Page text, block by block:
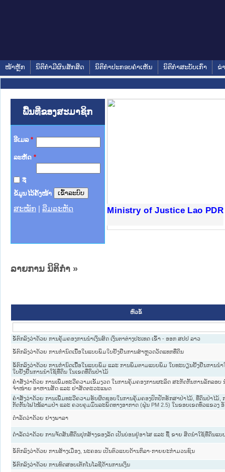
ໜ້າຫຼັກ ນິຕິກໍາມີຜົນສັກສິດ ນິຕິກໍາປະກອບຄໍາເຫັນ ນິຕິກໍາສະບັບເກົ່າ ຂ່
ພື້ນທີ່ຂອງສະມາຊິກ
ອີເມລ *
ລະຫັດ *
ຈື່
ຂໍ້ມູນໄວ້ຄັ້ງໜ້າ
ສະໝັກ ລືມລະຫັດ Ministry of Justice Lao PDR
ດທາງລັດຖະການ ໃຫ້ຜູ້
ຕິບັດວຽກງານຈົດໝາຍເຫດ
ດໝາຍເຫດທາງລັດຖະການ
ດໝາຍເຫດທາງລັດຖະການ
ວັບໄຊຈົດໝາຍເຫດທາງ
ວັບໄຊຈົດໝາຍເຫດທາງ
ດຖະການໃຫ້ຜູ້ປະສານງານ
ດທາງລັດຖະການ ໃຫ້ຜູ້
ລາຍການ ນິຕິກໍາ »
ຫົວຂໍ້
ຂໍ້ຕົກລົງວ່າດ້ວຍ ການຄຸ້ມຄອງການນຳເງິນສົດ ເງິນຕາຕ່າງປະເທດ ເຂົ້າ - ອອກ ສປປ ລາວ
ຂໍ້ຕົກລົງວ່າດ້ວຍ ການກຳນົດເນື້ອໃນແບບພິມໃບຢັ້ງຢືນການສຳຫຼວດວັດແທກທີ່ດິນ
ຂໍ້ຕົກລົງວ່າດ້ວຍ ການກຳນົດເນື້ອໃນແບບພິມ ແລະ ການພິມຕາມແບບພິມ ໃບທະບຽນຢັ້ງຢືນການນ
ໃບຢັ້ງຢືນການນຳໃຊ້ທີ່ດິນ ໃນເຂດທີ່ດິນປ່າໄມ້
ຄຳສັ່ງວ່າດ້ວຍ ການເພີ່ມທະວີຄວາມເຂັ້ມງວດ ໃນການຄຸ້ມຄອງການຜະລິດ ສະກັດກັ້ນການລັກລອບ
ຈຳໜ່າຍ ອາຫານສັດ ແລະ ຢາສັດຕະວະແພດ
ຄໍາສັ່ງວ່າດ້ວຍ ການເພີ່ມທະວີຄວາມຮັບຜິດຊອບໃນການຄຸ້ມຄອງປົກປັກຮັກສາປ່າໄມ້, ທີ່ດິນປ່າໄມ້,
ກັດກັ້ນໄຟໄໝ້ລາມປ່າ ແລະ ຄວບຄຸມມົົນລະພິດທາງອາກາດ (ຝຸ່ນ PM 2.5) ໃນຂອບເຂດທົ່ວແຂວງ
ດຳລັດວ່າດ້ວຍ ຢາງພາລາ
ດຳລັດວ່າດ້ວຍ ການຈັດສັນທີ່ດິນປຸກສ້າງຂອງລັດ ເປັນບ່ອນຢູ່ອາໄສ ແລະ ຊື້ ຂາຍ ສິດນຳໃຊ້ທີ່ດິນແບ
ຂໍ້ຕົກລົງວ່າດ້ວຍ ການສ້າງເມືອງ, ນະຄອນ ເປັນຕົວແບບດ້ານກິລາ-ກາຍຍະກຳມວນຊົນ
ຂໍ້ຕົກລົງວ່າດ້ວຍ ການທົດສອບເຕັກໂນໂລຊີດ້ານການເງິນ